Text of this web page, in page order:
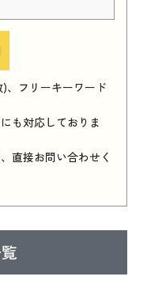
、フリーキーワード
も対応しておりま
直接お問い合わせく